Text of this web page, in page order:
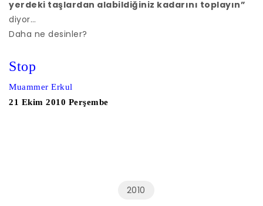
yerdeki taşlardan alabildiğiniz kadarını toplayın”
diyor…
Daha ne desinler?
Stop
Muammer Erkul
21 Ekim 2010 Perşembe
2010